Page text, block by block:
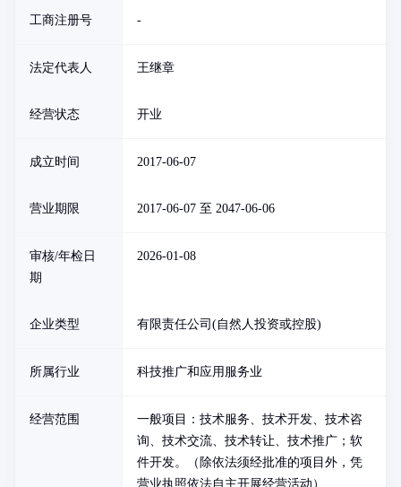
工商注册号 -
法定代表人 王继章
经营状态 开业
成立时间 2017-06-07
营业期限 2017-06-07 至 2047-06-06
审核/年检日
期
2026-01-08
企业类型 有限责任公司(自然人投资或控股)
所属行业 科技推广和应用服务业
经营范围
一般项目：技术服务、技术开发、技术咨
询、技术交流、技术转让、技术推广；软
件开发。（除依法须经批准的项目外，凭
营业执照依法自主开展经营活动）